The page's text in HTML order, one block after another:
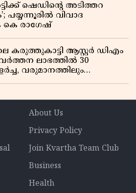
ഷെഡിൻ്റെ അടിത്തറ
പയ്യന്നൂരിൽ വിവാദ
കെ രാഗേഷ്
കരുത്തുകാട്ടി ആസ്റ്റർ ഡിഎം
ലാഭത്തിൽ 30
വരുമാനത്തിലും
About Us
Privacy Policy
Join Kvartha Team Club
Business
Health